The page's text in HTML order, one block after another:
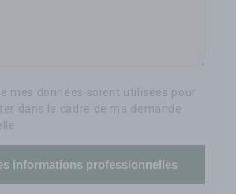
mes données soient utilisées pour
dans le cadre de ma demande
informations professionnelles